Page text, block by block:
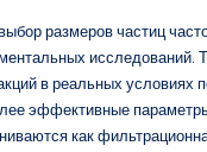
размеров частиц
исследований.
в реальных условиях
эффективные
как